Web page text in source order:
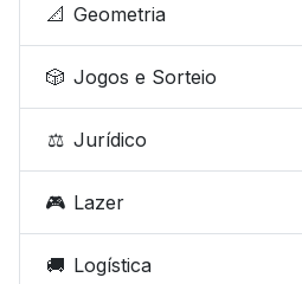
📐 Geometria
🎲 Jogos e Sorteio
⚖️ Jurídico
🎮 Lazer
🚚 Logística